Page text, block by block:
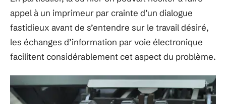
appel à un imprimeur par crainte d’un dialogue
fastidieux avant de s’entendre sur le travail désiré,
les échanges d’information par voie électronique
facilitent considérablement cet aspect du problème.